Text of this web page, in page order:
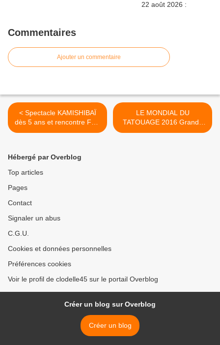
Commentaires
Ajouter un commentaire
< Spectacle KAMISHIBAÏ
dès 5 ans et rencontre FAN
DE MANGA St Denis en Val
LE MONDIAL DU
TATOUAGE 2016 Grande
Halle de la Villette de PARIS
Hébergé par Overblog
Top articles
Pages
Contact
Signaler un abus
C.G.U.
Cookies et données personnelles
Préférences cookies
Voir le profil de clodelle45 sur le portail Overblog
Créer un blog sur Overblog
Créer un blog